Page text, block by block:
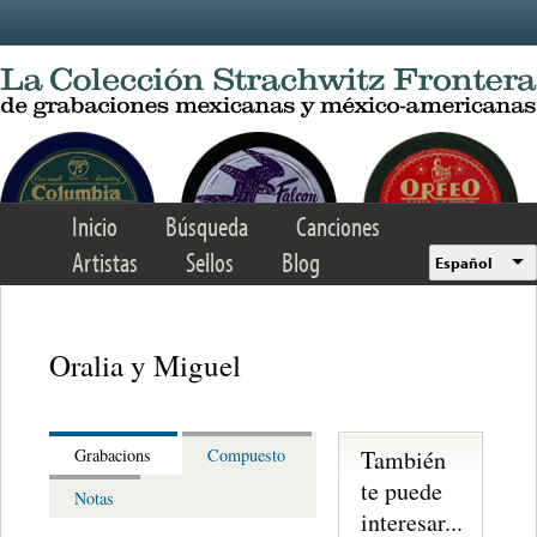
Inicio Búsqueda
Canciones
Artistas
Sellos Blog Español
Oralia y Miguel
Grabacions
Compuesto
Notas
También
te puede
interesar...